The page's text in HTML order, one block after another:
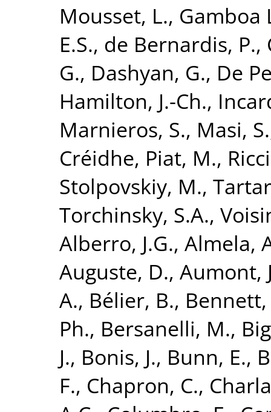
Mousset, L., Gamboa
E.S., de Bernardis, P.,
G., Dashyan, G., De
Hamilton, J.-Ch.,
Marnieros, S., Masi, S.
Créidhe, Piat, M.,
Stolpovskiy, M.,
Torchinsky, S.A.,
Alberro, J.G., Almela,
Auguste, D., Aumont,
A., Bélier, B.,
Ph., Bersanelli, M.,
J., Bonis, J., Bunn, E.,
F., Chapron, C.,